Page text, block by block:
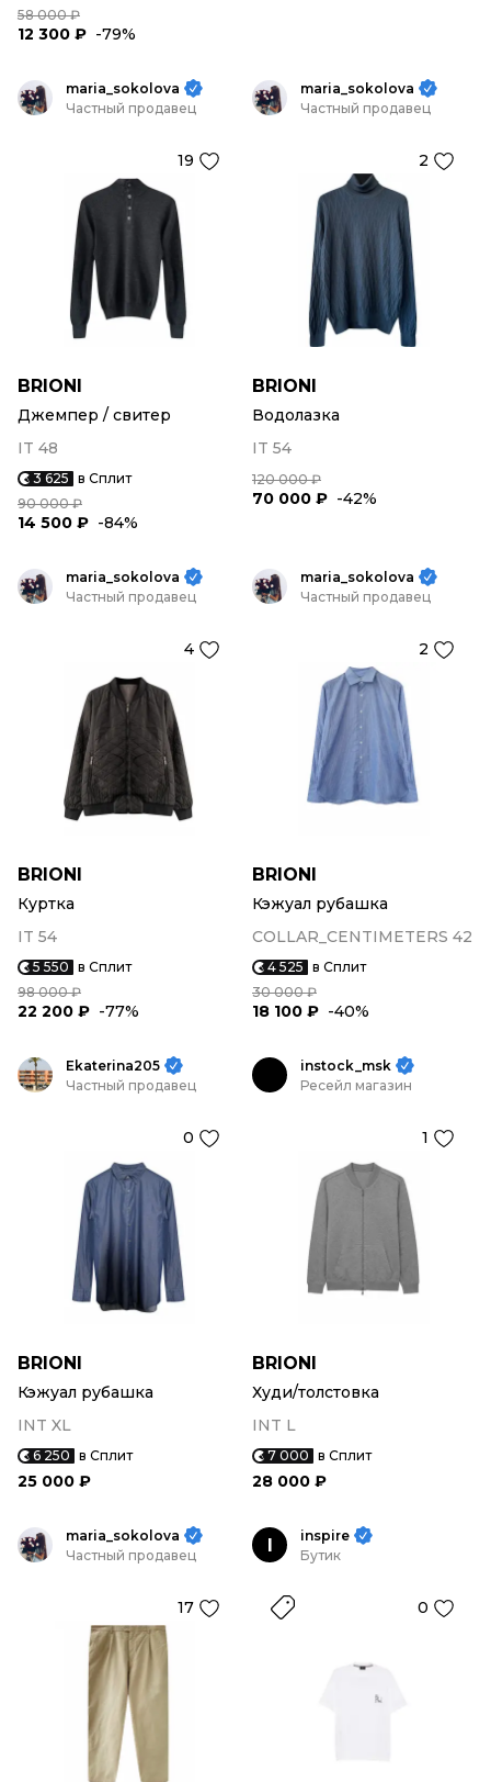
58 000 ₽
12 300 ₽ -79%
maria_sokolova
Частный продавец
19
BRIONI
Джемпер / свитер
IT 48
3 625 в Сплит
90 000 ₽
14 500 ₽ -84%
maria_sokolova
Частный продавец
2
BRIONI
Водолазка
IT 54
120 000 ₽
70 000 ₽ -42%
maria_sokolova
Частный продавец
4
BRIONI
Куртка
IT 54
5 550 в Сплит
98 000 ₽
22 200 ₽ -77%
maria_sokolova
Частный продавец
2
BRIONI
Кэжуал рубашка
COLLAR_CENTIMETERS 42
4 525 в Сплит
30 000 ₽
18 100 ₽ -40%
Ekaterina205
Частный продавец
0
BRIONI
Кэжуал рубашка
INT XL
6 250 в Сплит
25 000 ₽
instock_msk
Ресейл магазин
1
BRIONI
Худи/толстовка
INT L
7 000 в Сплит
28 000 ₽
maria_sokolova
Частный продавец
17
I
inspire
Бутик
0